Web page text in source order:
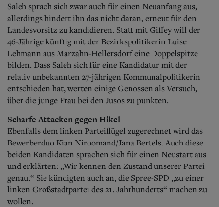
Saleh sprach sich zwar auch für einen Neuanfang aus,
allerdings hindert ihn das nicht daran, erneut für den
Landesvorsitz zu kandidieren. Statt mit Giffey will der
46-Jährige künftig mit der Bezirkspolitikerin Luise
Lehmann aus Marzahn-Hellersdorf eine Doppelspitze
bilden. Dass Saleh sich für eine Kandidatur mit der
relativ unbekannten 27-jährigen Kommunalpolitikerin
entschieden hat, werten einige Genossen als Versuch,
über die junge Frau bei den Jusos zu punkten.
Scharfe Attacken gegen Hikel
Ebenfalls dem linken Parteiflügel zugerechnet wird das
Bewerberduo Kian Niroomand/Jana Bertels. Auch diese
beiden Kandidaten sprachen sich für einen Neustart aus
und erklärten: „Wir kennen den Zustand unserer Partei
genau.“ Sie kündigten auch an, die Spree-SPD „zu einer
linken Großstadtpartei des 21. Jahrhunderts“ machen zu
wollen.